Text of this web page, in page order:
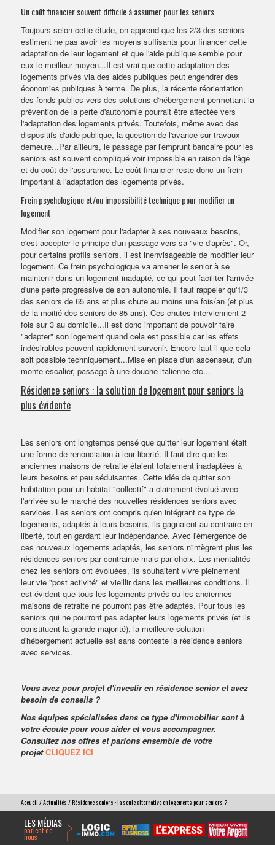
Un coût financier souvent difficile à assumer pour les seniors
Toujours selon cette étude, on apprend que les 2/3 des seniors
estiment ne pas avoir les moyens suffisants pour financer cette
adaptation de leur logement et que l'aide publique semble pour
eux le meilleur moyen...Il est vrai que cette adaptation des
logements privés via des aides publiques peut engendrer des
économies publiques à terme. De plus, la récente réorientation
des fonds publics vers des solutions d'hébergement permettant la
prévention de la perte d'autonomie pourrait être affectée vers
l'adaptation des logements privés. Toutefois, même avec des
dispositifs d'aide publique, la question de l'avance sur travaux
demeure...Par ailleurs, le passage par l'emprunt bancaire pour les
seniors est souvent compliqué voir impossible en raison de l'âge
et du coût de l'assurance. Le coût financier reste donc un frein
important à l'adaptation des logements privés.
Frein psychologique et/ou impossibilité technique pour modifier un
logement
Modifier son logement pour l'adapter à ses nouveaux besoins,
c'est accepter le principe d'un passage vers sa "vie d'après". Or,
pour certains profils seniors, il est inenvisageable de modifier leur
logement. Ce frein psychologique va amener le senior à se
maintenir dans un logement inadapté, ce qui peut faciliter l'arrivée
d'une perte progressive de son autonomie. Il faut rappeler qu'1/3
des seniors de 65 ans et plus chute au moins une fois/an (et plus
de la moitié des seniors de 85 ans). Ces chutes interviennent 2
fois sur 3 au domicile...Il est donc important de pouvoir faire
"adapter" son logement quand cela est possible car les effets
indésirables peuvent rapidement survenir. Encore faut-il que cela
soit possible techniquement...Mise en place d'un ascenseur, d'un
monte escalier, passage à une douche italienne etc...
Résidence seniors : la solution de logement pour seniors la
plus évidente
Les seniors ont longtemps pensé que quitter leur logement était
une forme de renonciation à leur liberté. Il faut dire que les
anciennes maisons de retraite étaient totalement inadaptées à
leurs besoins et peu séduisantes. Cette idée de quitter son
habitation pour un habitat "collectif" a clairement évolué avec
l'arrivée su le marché des nouvelles résidences seniors avec
services. Les seniors ont compris qu'en intégrant ce type de
logements, adaptés à leurs besoins, ils gagnaient au contraire en
liberté, tout en gardant leur indépendance. Avec l'émergence de
ces nouveaux logements adaptés, les seniors n'intègrent plus les
résidences seniors par contrainte mais par choix. Les mentalités
chez les seniors ont évoluées, ils souhaitent vivre pleinement
leur vie "post activité" et vieillir dans les meilleures conditions. Il
est évident que tous les logements privés ou les anciennes
maisons de retraite ne pourront pas être adaptés. Pour tous les
seniors qui ne pourront pas adapter leurs logements privés (et ils
constituent la grande majorité), la meilleure solution
d'hébergement actuelle est sans conteste la résidence seniors
avec services.
Vous avez pour projet d'investir en résidence senior et avez
besoin de conseils ?
Nos équipes spécialisées dans ce type d'immobilier sont à
votre écoute pour vous aider et vous accompagner.
Consultez nos offres et parlons ensemble de votre
projet CLIQUEZ ICI
Accueil /Actualités / Résidence seniors : la seule alternative en logements pour seniors ?
LES MÉDIAS
parlent de
nous